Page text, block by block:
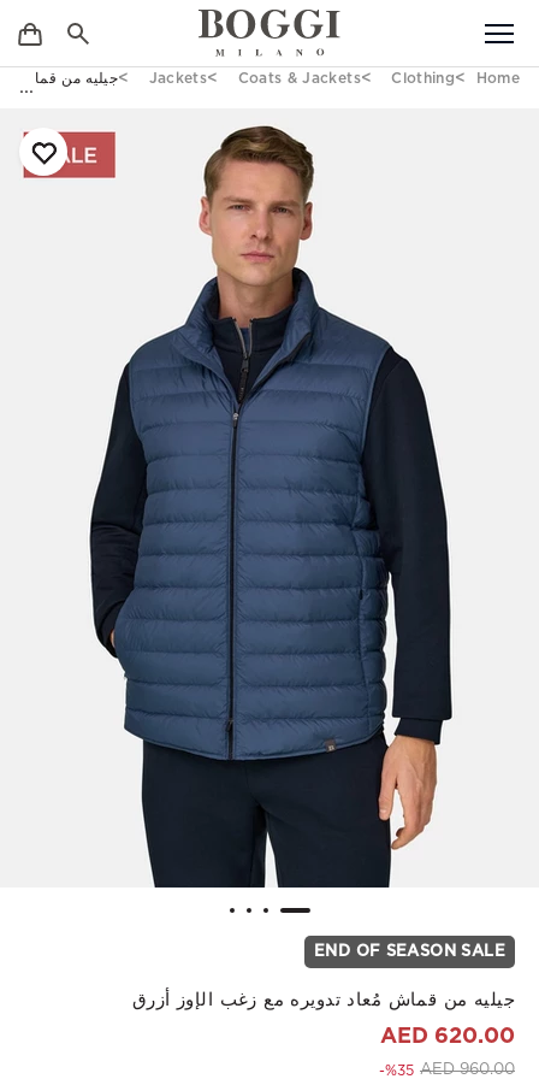
Home
Clothing
Coats & Jackets
Jackets جيليه من قماش
END OF SEASON SALE
جيليه من قماش مُعاد تدويره مع زغب الإوز أزرق
620.00 AED
Price reduced from
960.00 AED
to 620.00 AED
%35-